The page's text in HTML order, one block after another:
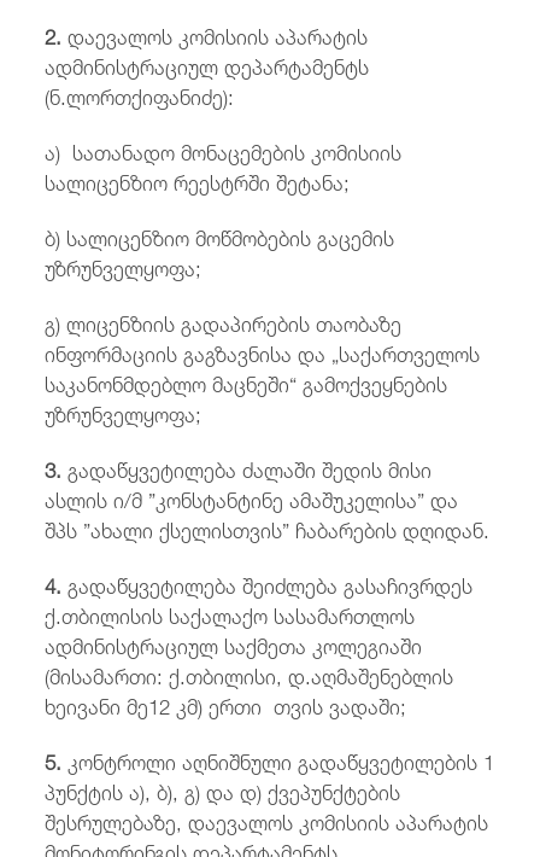
2.დაევალოს კომისიის აპარატის
ადმინისტრაციულ დეპარტამენტს
(ნ.ლორთქიფანიძე):
ა) სათანადო მონაცემების კომისიის
სალიცენზიო რეესტრში შეტანა;
ბ) სალიცენზიო მოწმობების გაცემის
უზრუნველყოფა;
გ) ლიცენზიის გადაპირების თაობაზე
ინფორმაციის გაგზავნისა და „საქართველოს
საკანონმდებლო მაცნეში“ გამოქვეყნების
უზრუნველყოფა;
3.გადაწყვეტილება ძალაში შედის მისი
ასლის ი/მ ”კონსტანტინე ამაშუკელისა” და
შპს ”ახალი ქსელისთვის” ჩაბარების დღიდან.
4.გადაწყვეტილება შეიძლება გასაჩივრდეს
ქ.თბილისის საქალაქო სასამართლოს
ადმინისტრაციულ საქმეთა კოლეგიაში
(მისამართი: ქ.თბილისი, დ.აღმაშენებლის
ხეივანი მე12 კმ) ერთი თვის ვადაში;
5.კონტროლი აღნიშნული გადაწყვეტილების 1
პუნქტის ა), ბ), გ) და დ) ქვეპუნქტების
შესრულებაზე, დაევალოს კომისიის აპარატის